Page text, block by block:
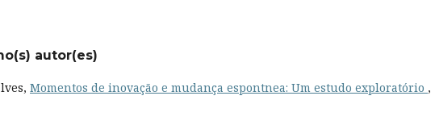
autor(es)
Momentos de inovação e mudança espontnea: Um estudo exploratório ,